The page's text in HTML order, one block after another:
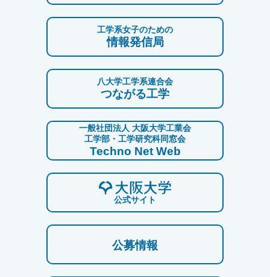
工学系女子のための
情報発信局
八大学工学系連合会
つながる工学
一般社団法人 大阪大学工業会
工学部・工学研究科同窓会
Techno Net Web
公式サイト
公募情報